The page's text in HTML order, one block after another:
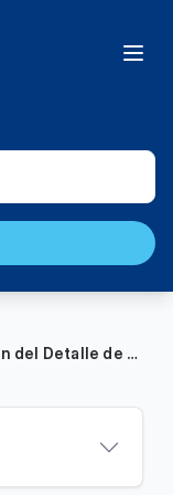
Explicación del Detalle de consumos en su factura Tigo | Empresas